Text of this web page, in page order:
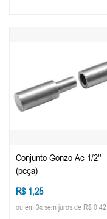
Conjunto Gonzo Ac 1/2''
(peça)
R$ 1,25
ou em 3x sem juros de R$ 0,42